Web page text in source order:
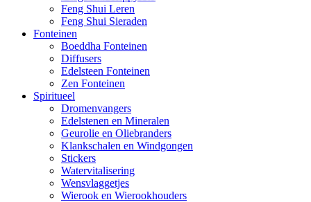
Feng Shui Leren
Feng Shui Sieraden
Fonteinen
Boeddha Fonteinen
Diffusers
Edelsteen Fonteinen
Zen Fonteinen
Spiritueel
Dromenvangers
Edelstenen en Mineralen
Geurolie en Oliebranders
Klankschalen en Windgongen
Stickers
Watervitalisering
Wensvlaggetjes
Wierook en Wierookhouders